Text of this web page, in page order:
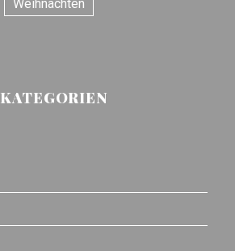
Weihnachten
KATEGORIEN